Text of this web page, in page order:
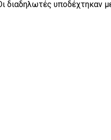
διαδηλωτές υποδέχτηκαν